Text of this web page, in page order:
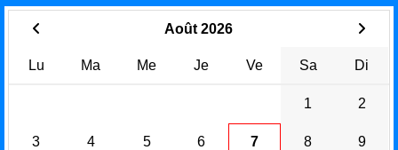
Août 2026
Lu Ma Me Je Ve Sa Di
1 2
3 4 5 6 7 8 9